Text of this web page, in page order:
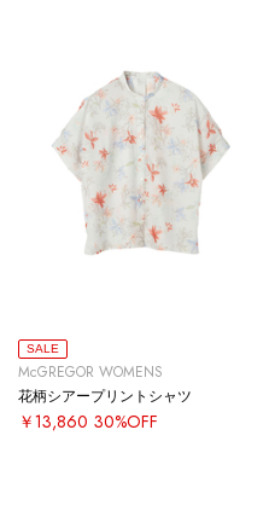
SALE
McGREGOR WOMENS
花柄シアープリントシャツ
￥13,860 30%OFF